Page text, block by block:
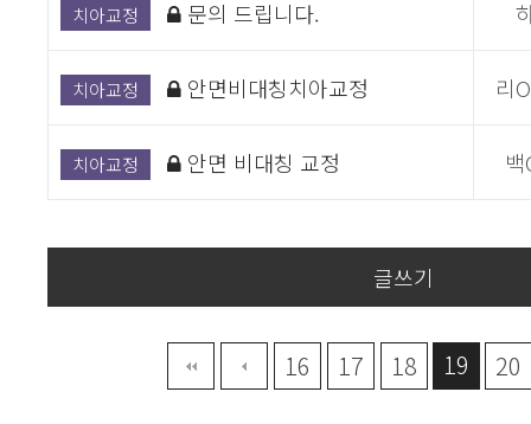
치아교정 문의 드립니다.
치아교정 안면비대칭치아교정 리
치아교정 안면 비대칭 교정
글쓰기
16 17 18 19 20